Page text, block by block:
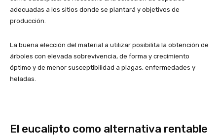
adecuadas a los sitios donde se plantará y objetivos de
producción.
La buena elección del material a utilizar posibilita la obtención de
árboles con elevada sobrevivencia, de forma y crecimiento
óptimo y de menor susceptibilidad a plagas, enfermedades y
heladas.
El eucalipto como alternativa rentable